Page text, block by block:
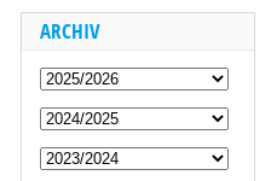
ARCHIV